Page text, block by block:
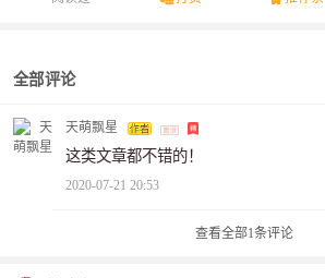
全部评论
天萌飘星
这类文章都不错的！
2020-07-21 20:53
查看全部1条评论